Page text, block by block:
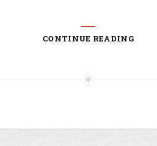
CONTINUE READING